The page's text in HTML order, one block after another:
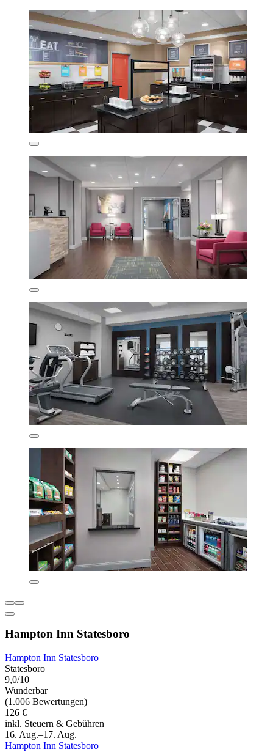
Hampton Inn Statesboro
Hampton Inn Statesboro
Statesboro
9,0/10
Wunderbar
(1.006 Bewertungen)
126 €
inkl. Steuern & Gebühren
16. Aug.–17. Aug.
Hampton Inn Statesboro